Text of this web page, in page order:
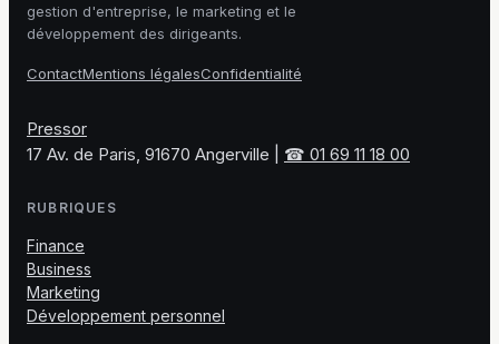
gestion d'entreprise, le marketing et le
développement des dirigeants.
ContactMentions légalesConfidentialité
Pressor
17 Av. de Paris, 91670 Angerville
☎ 01 69 11 18 00
RUBRIQUES
Finance
Business
Marketing
Développement personnel